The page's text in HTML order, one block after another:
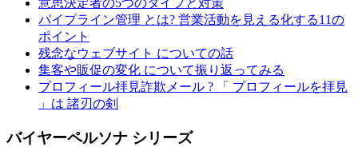
意思決定者の5つのタイプと対策
パイプライン管理 とは? 営業活動を見える化する11の
ポイント
残念なウェブサイト についての話
集客や販促の変化 について振り返ってみる
プロフィール拝見詐欺メール ? 「 プロフィールを拝見
」は 諸刃の剣
バイヤーペルソナ シリーズ